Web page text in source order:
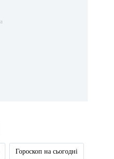
Гороскоп на сьогодні